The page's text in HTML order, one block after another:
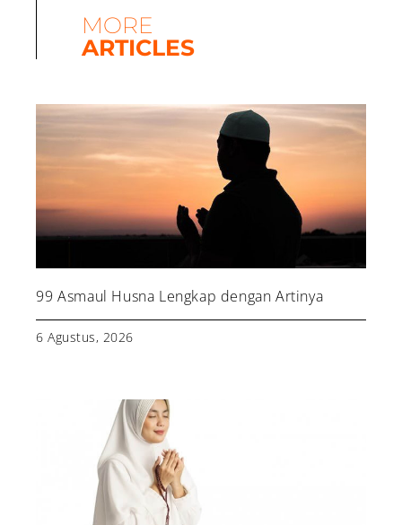
MORE
ARTICLES
99 Asmaul Husna Lengkap dengan Artinya
6 Agustus, 2026